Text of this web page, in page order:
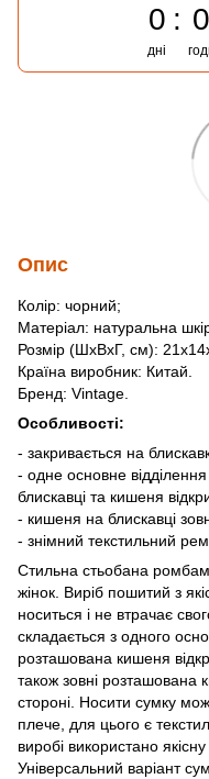
0
дні
Опис
Колір: чорний;
Матеріал: натуральна
Розмір (ШхВхГ, см):
Країна виробник: Китай.
Бренд: Vintage.
Особливості:
- закривається на
- одне основне
блискавці та кишеня
- кишеня на блискавці
- знімний текстильний
Стильна стьобана
жінок. Виріб пошитий з
носиться і не втрачає
складається з одного
розташована кишеня
також зовні розташована
стороні. Носити сумку
плече, для цього є
виробі використано
Універсальний варіант